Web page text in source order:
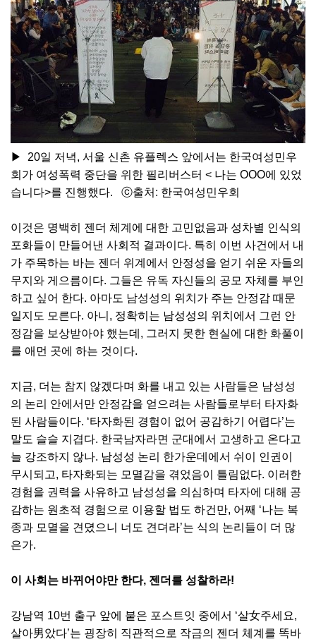
▶ 20일 저녁, 서울 신촌 유플렉스 앞에서는 한국여성민우
회가 여성폭력 중단을 위한 필리버스터 < 나는 OOO에 있었
습니다>를 진행했다. ⓒ출처: 한국여성민우회
이것은 명백히 젠더 체계에 대한 고민없음과 성차별 인식의
포화들이 만들어낸 사회적 결과이다. 특히 이번 사건에서 내
가 주목하는 바는 젠더 위계에서 안정성을 얻기 쉬운 자들의
무지와 게으름이다. 그들은 유독 자신들의 공모 자체를 부인
하고 싶어 한다. 아마도 남성성의 위치가 주는 안정감 때문
일지도 모른다. 아니, 정확히는 남성성의 위치에서 그런 안
정감을 보상받아야 했는데, 그러지 못한 현실에 대한 화풀이
를 애먼 곳에 하는 것이다.
지금, 더는 참지 않겠다며 화를 내고 있는 사람들은 남성성
의 논리 안에서만 안정감을 얻으려는 사람들로부터 타자화
된 사람들이다. ‘타자화된 경험이 없어 공감하기 어렵다’는
말도 슬슬 지겹다. 한국남자라면 군대에서 고생하고 온다고
늘 강조하지 않나. 남성성 논리 한가운데에서 쉬이 인권이
무시되고, 타자화되는 모멸감을 겪었음이 틀림없다. 이러한
경험을 권력을 사유하고 남성성을 의심하며 타자에 대해 공
감하는 원초적 경험으로 이용할 법도 하건만, 어째 ‘나는 복
종과 모멸을 견뎠으니 너도 견뎌라’는 식의 논리들이 더 많
은가.
이 사회는 바뀌어야만 한다, 젠더를 성찰하라!
강남역 10번 출구 앞에 붙은 포스트잇 중에서 ‘살女주세요,
살아男았다’는 굉장히 직관적으로 작금의 젠더 체계를 똑바